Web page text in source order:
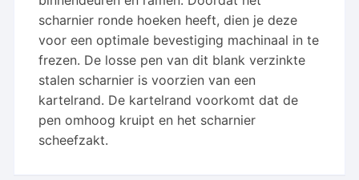
scharnier ronde hoeken heeft, dien je deze
voor een optimale bevestiging machinaal in te
frezen. De losse pen van dit blank verzinkte
stalen scharnier is voorzien van een
kartelrand. De kartelrand voorkomt dat de
pen omhoog kruipt en het scharnier
scheefzakt.